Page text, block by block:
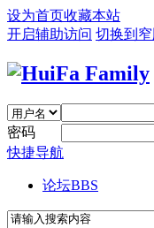
设为首页收藏本站
开启辅助访问 切换到窄
密码
快捷导航
论坛BBS